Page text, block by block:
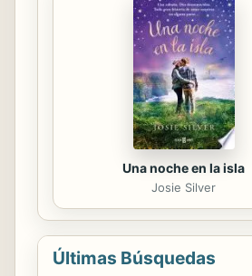
Una noche en la isla
Josie Silver
Últimas Búsquedas